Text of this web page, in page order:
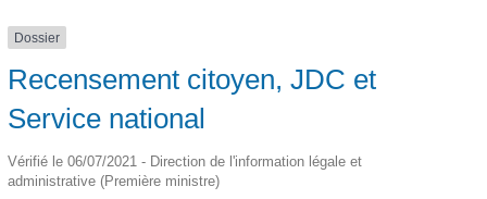
Dossier
Recensement citoyen, JDC et
Service national
Vérifié le 06/07/2021 - Direction de l'information légale et
administrative (Première ministre)